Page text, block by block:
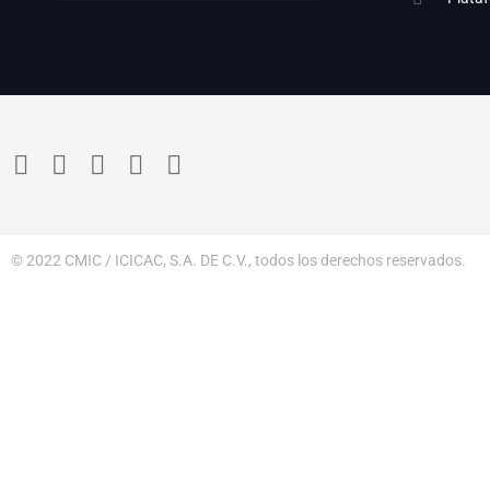
© 2022 CMIC / ICICAC, S.A. DE C.V., todos los derechos reservados.